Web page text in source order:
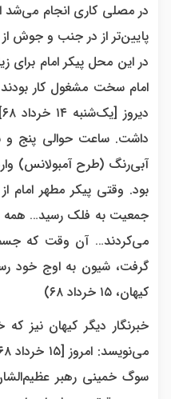
در مصلی کاری انجام
پایین‌تر از در جنب و جوش
در این محل پیکر امام برای
امام سخت مشغول کار بودند
داشت. ساعت حوالی پنج و
آبی‌رنگ (طرح آمبولانس)
بود. وقتی پیکر مطهر امام
جمعیت به فلک رسید… همه
می‌کردند… آن وقت که
گرفت، شیون به اوج خود
کیهان، ۱۵ خرداد ۶۸)
خبرنگار دیگر کیهان نیز
سوگ خمینی رهبر